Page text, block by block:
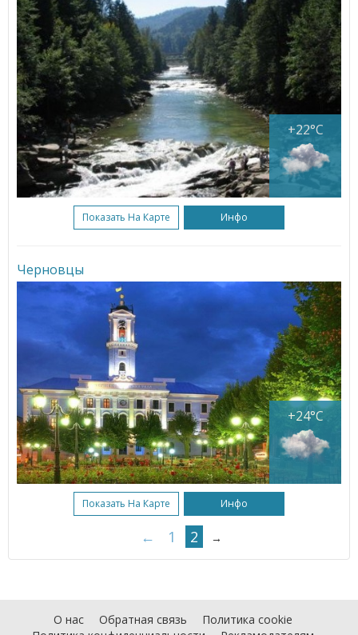
+22°C
Показать На Карте Инфо
Черновцы
+24°C
Показать На Карте Инфо
← 1 2 →
О нас Обратная связь
Политика cookie